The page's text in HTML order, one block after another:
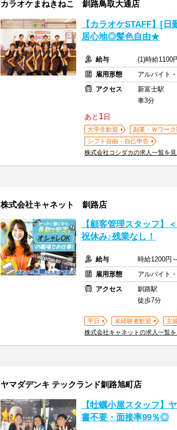
カラオケまねきねこ 釧路鳥取大通店
【カラオケSTAFF】[
居心地◎髪色自由★
給与
(1)時給
雇用形態
アルバイト
アクセス
新富士駅
車3分
あと 1日
大学生歓迎 副業・Ｗワーク
シフト自由・自己申告
株式会社コシダカの求人一覧を
株式会社キャネット 釧路店
【顧客管理スタッフ】
祝休み♪残業なし！
給与
時給1200円
雇用形態
アルバイト
アクセス
釧路駅
徒歩7分
平日 未経験者歓迎 主
株式会社キャネットの求人一覧
ヤマダデンキ テックランド釧路旭町店
【牡蠣小屋スタッフ】
書不要・面接率99％◎